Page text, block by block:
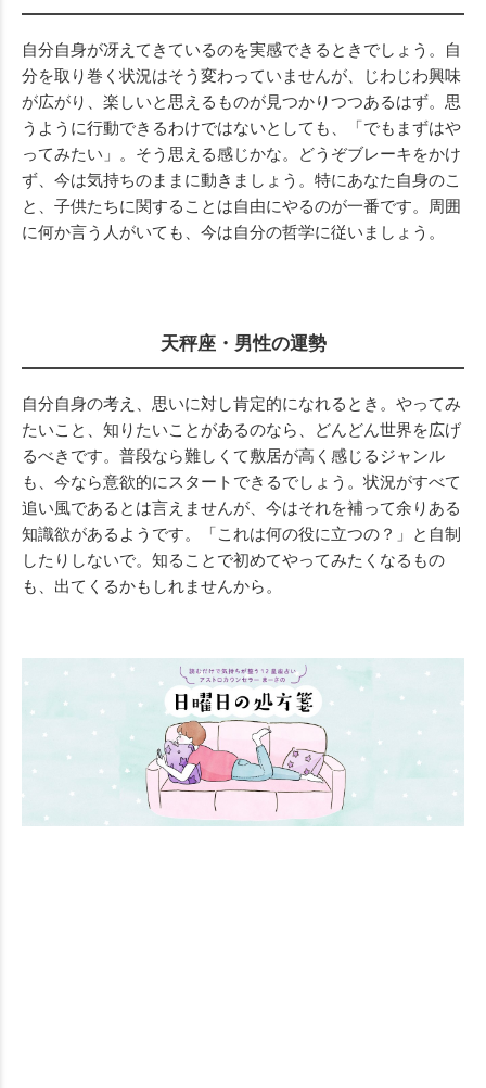
自分自身が冴えてきているのを実感できるときでしょう。自
分を取り巻く状況はそう変わっていませんが、じわじわ興味
が広がり、楽しいと思えるものが見つかりつつあるはず。思
うように行動できるわけではないとしても、「でもまずはや
ってみたい」。そう思える感じかな。どうぞブレーキをかけ
ず、今は気持ちのままに動きましょう。特にあなた自身のこ
と、子供たちに関することは自由にやるのが一番です。周囲
に何か言う人がいても、今は自分の哲学に従いましょう。
天秤座・男性の運勢
自分自身の考え、思いに対し肯定的になれるとき。やってみ
たいこと、知りたいことがあるのなら、どんどん世界を広げ
るべきです。普段なら難しくて敷居が高く感じるジャンル
も、今なら意欲的にスタートできるでしょう。状況がすべて
追い風であるとは言えませんが、今はそれを補って余りある
知識欲があるようです。「これは何の役に立つの？」と自制
したりしないで。知ることで初めてやってみたくなるもの
も、出てくるかもしれませんから。